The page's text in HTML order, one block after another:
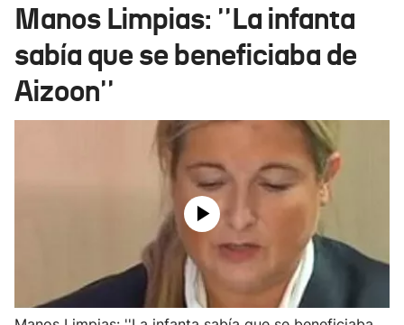
Ikusmiran
Manos Limpias: ''La infanta
sabía que se beneficiaba de
Aizoon''